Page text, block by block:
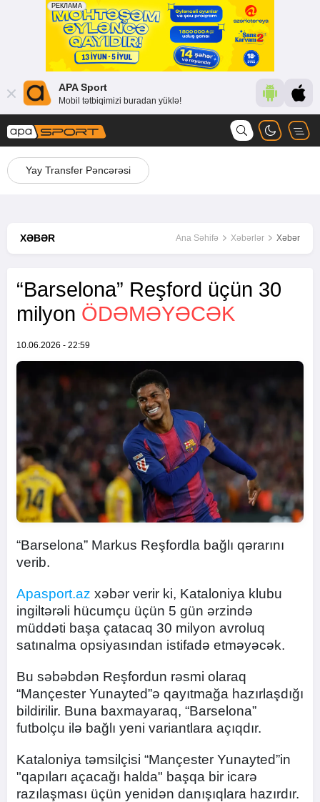
APA Sport
Mobil tətbiqimizi buradan yüklə!
Yay Transfer Pəncərəsi
XƏBƏR Ana Səhifə Xəbərlər Xəbər
“Barselona” Reşford üçün 30
milyon ÖDƏMƏYƏCƏK
10.06.2026 - 22:59
“Barselona” Markus Reşfordla bağlı qərarını
verib.
Apasport.az xəbər verir ki, Kataloniya klubu
ingiltərəli hücumçu üçün 5 gün ərzində
müddəti başa çatacaq 30 milyon avroluq
satınalma opsiyasından istifadə etməyəcək.
Bu səbəbdən Reşfordun rəsmi olaraq
“Mançester Yunayted”ə qayıtmağa hazırlaşdığı
bildirilir. Buna baxmayaraq, “Barselona”
futbolçu ilə bağlı yeni variantlara açıqdır.
Kataloniya təmsilçisi “Mançester Yunayted”in
"qapıları açacağı halda" başqa bir icarə
razılaşması üçün yenidən danışıqlara hazırdır.